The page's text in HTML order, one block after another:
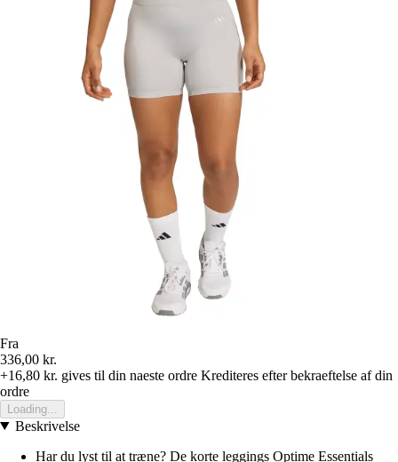
Fra
336,00 kr.
+16,80 kr. gives til din naeste ordre Krediteres efter bekraeftelse af din
ordre
Loading...
Beskrivelse
Har du lyst til at træne? De korte leggings Optime Essentials